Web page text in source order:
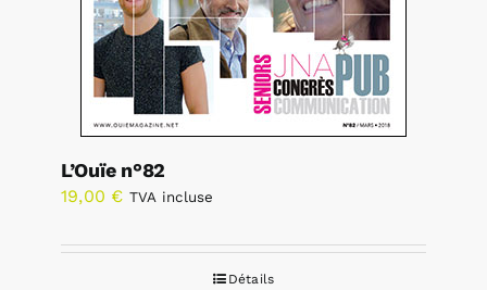
L’Ouïe n°82
19,00 € TVA incluse
Détails